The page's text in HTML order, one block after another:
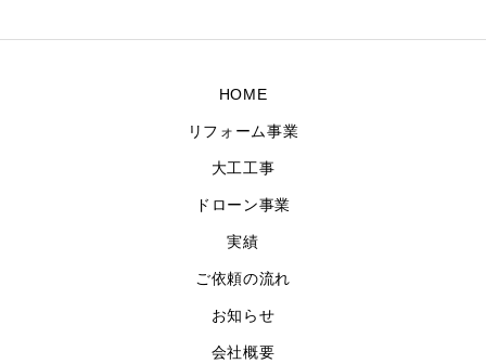
HOME
リフォーム事業
大工工事
ドローン事業
実績
ご依頼の流れ
お知らせ
会社概要